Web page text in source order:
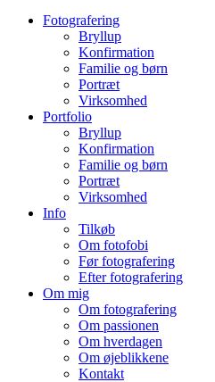
Fotografering
Bryllup
Konfirmation
Familie og børn
Portræt
Virksomhed
Portfolio
Bryllup
Konfirmation
Familie og børn
Portræt
Virksomhed
Info
Tilkøb
Om fotofobi
Før fotografering
Efter fotografering
Om mig
Om fotografering
Om passionen
Om hverdagen
Om øjeblikkene
Kontakt